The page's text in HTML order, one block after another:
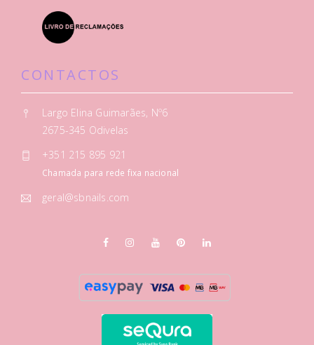
CONTACTOS
Largo Elina Guimarães, Nº6
2675-345 Odivelas
+351 215 895 921
Chamada para rede fixa nacional
geral@sbnails.com